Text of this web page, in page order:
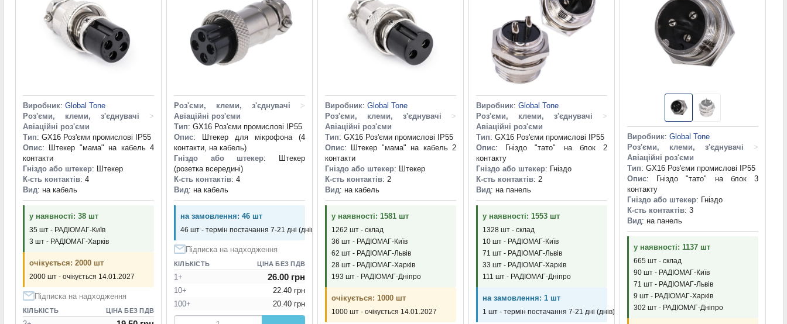
Виробник: Global Tone
Роз'єми, клеми, з'єднувачі
>
Авіаційні роз'єми
Тип: GX16 Роз'єми промислові IP55
Опис: Штекер "мама" на кабель 4
контакти
Гніздо або штекер: Штекер
К-сть контактів: 4
Вид: на кабель
у наявності: 38 шт
35 шт - РАДІОМАГ-Київ
3 шт - РАДІОМАГ-Харків
очікується: 2000 шт
2000 шт - очікується 14.01.2027
Підписка на надходження
КІЛЬКІСТЬ ЦІНА БЕЗ ПДВ
Роз'єми, клеми, з'єднувачі
>
Авіаційні роз'єми
Тип: GX16 Роз'єми промислові IP55
Опис: Штекер для мікрофона (4
контакти, на кабель)
Гніздо або штекер: Штекер
(розетка всередині)
К-сть контактів: 4
Вид: на кабель
на замовлення: 46 шт
46 шт - термін постачання 7-21 дні (днів)
Підписка на надходження
КІЛЬКІСТЬ ЦІНА БЕЗ ПДВ
1+ 26.00 грн
10+
22.40 грн
100+
20.40 грн
Виробник: Global Tone
Роз'єми, клеми, з'єднувачі
>
Авіаційні роз'єми
Тип: GX16 Роз'єми промислові IP55
Опис: Штекер "мама" на кабель 2
контакти
Гніздо або штекер: Штекер
К-сть контактів: 2
Вид: на кабель
у наявності: 1581 шт
1262 шт - склад
36 шт - РАДІОМАГ-Київ
62 шт - РАДІОМАГ-Львів
28 шт - РАДІОМАГ-Харків
193 шт - РАДІОМАГ-Дніпро
очікується: 1000 шт
1000 шт - очікується 14.01.2027
Виробник: Global Tone
Роз'єми, клеми, з'єднувачі
>
Авіаційні роз'єми
Тип: GX16 Роз'єми промислові IP55
Опис: Гніздо "тато" на блок 2
контакту
Гніздо або штекер: Гніздо
К-сть контактів: 2
Вид: на панель
у наявності: 1553 шт
1328 шт - склад
10 шт - РАДІОМАГ-Київ
71 шт - РАДІОМАГ-Львів
33 шт - РАДІОМАГ-Харків
111 шт - РАДІОМАГ-Дніпро
на замовлення: 1 шт
1 шт - термін постачання 7-21 дні (днів)
Виробник: Global Tone
Роз'єми, клеми, з'єднувачі
>
Авіаційні роз'єми
Тип: GX16 Роз'єми промислові IP55
Опис: Гніздо "тато" на блок 3
контакту
Гніздо або штекер: Гніздо
К-сть контактів: 3
Вид: на панель
у наявності: 1137 шт
665 шт - склад
90 шт - РАДІОМАГ-Київ
71 шт - РАДІОМАГ-Львів
9 шт - РАДІОМАГ-Харків
302 шт - РАДІОМАГ-Дніпро